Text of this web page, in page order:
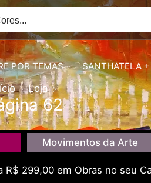
POR TEMAS SANTHATELA +
Loja
62
Movimentos da Arte
R$ 299,00 em Obras no seu